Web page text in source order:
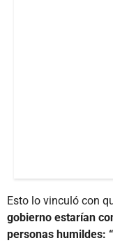
Esto lo vinculó con
gobierno estarían
personas humildes: